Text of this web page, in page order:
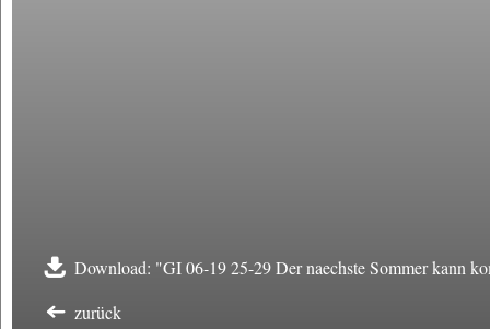
Download: "GI 06-19 25-29 Der naechste Sommer kann
zurück